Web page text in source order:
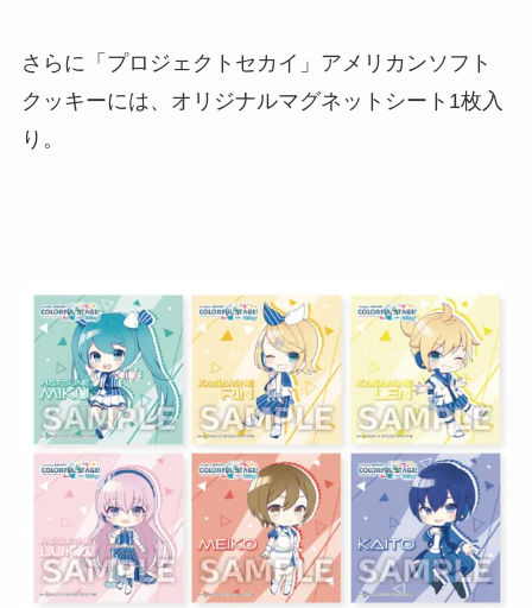
さらに「プロジェクトセカイ」アメリカンソフト
クッキーには、オリジナルマグネットシート1枚入
り。